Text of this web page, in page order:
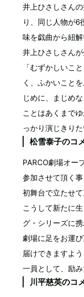
井上ひさしさん
り、同じ人物が6
味を戯曲から紐
井上ひさしさん
「むずかしいこ
く、ふかいこと
じめに、まじめ
ことはあくまで
っかり演じきりた
松雪泰子のコ
PARCO劇場オー
参加させて頂く
初舞台で立たせ
こうして新たに
グ・シリーズに
劇場に足をお運
届けできますよ
一員として、励み
川平慈英のコ